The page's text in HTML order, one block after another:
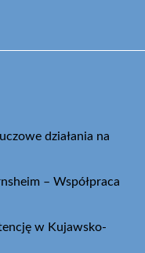
działania na
– Współpraca
w Kujawsko-